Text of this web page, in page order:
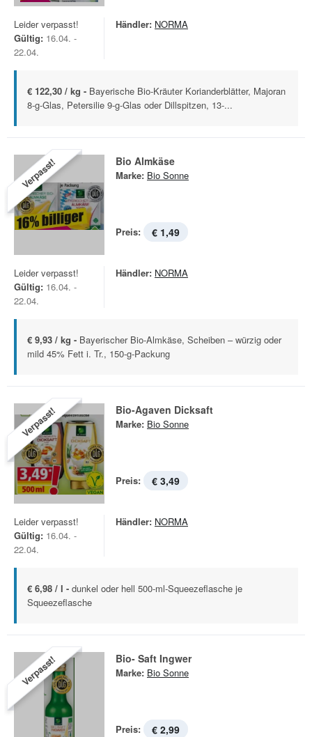
Leider verpasst!
Gültig: 16.04. -
22.04.
Händler: NORMA
€ 122,30 / kg - Bayerische Bio-Kräuter Korianderblätter, Majoran
8-g-Glas, Petersilie 9-g-Glas oder Dillspitzen, 13-...
Verpasst! Bio Almkäse
Marke: Bio Sonne
Preis: € 1,49
Leider verpasst!
Gültig: 16.04. -
22.04.
Händler: NORMA
€ 9,93 / kg - Bayerischer Bio-Almkäse, Scheiben – würzig oder
mild 45% Fett i. Tr., 150-g-Packung
Verpasst! Bio-Agaven Dicksaft
Marke: Bio Sonne
Preis: € 3,49
Leider verpasst!
Gültig: 16.04. -
22.04.
Händler: NORMA
€ 6,98 / l - dunkel oder hell 500-ml-Squeezeflasche je
Squeezeflasche
Verpasst! Bio- Saft Ingwer
Marke: Bio Sonne
Preis: € 2,99